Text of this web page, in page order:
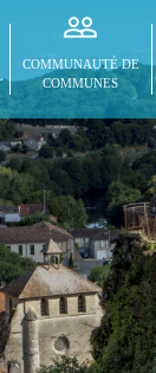
COMMUNAUTÉ DE
COMMUNES